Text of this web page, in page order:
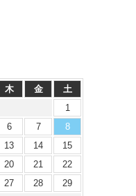
木 金
土
1
6 7
8
13 14
15
20 21
22
27 28
29